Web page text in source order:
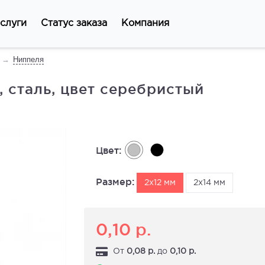
Статус заказа Компания
Ниппеля
цвет серебристый
Цвет:
Размер: 2х12 мм 2х14 мм
0,10 р.
От 0,08 р.до 0,10 р.